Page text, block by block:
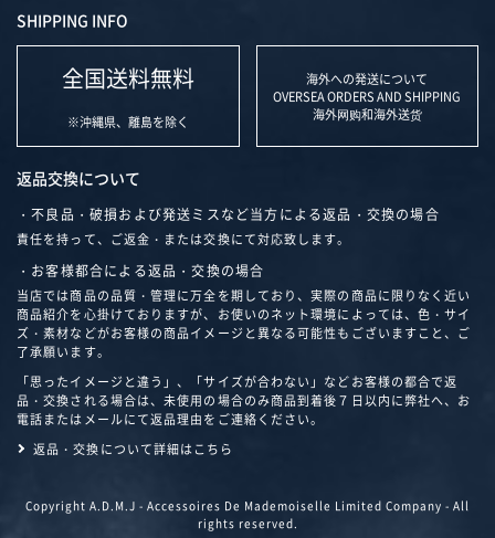
SHIPPING INFO
全国送料無料
※沖縄県、離島を除く
海外への発送について
OVERSEA ORDERS AND SHIPPING
海外网购和海外送货
返品交換について
・不良品・破損および発送ミスなど当方による返品・交換の場合
責任を持って、ご返金・または交換にて対応致します。
・お客様都合による返品・交換の場合
当店では商品の品質・管理に万全を期しており、実際の商品に限りなく近い
商品紹介を心掛けておりますが、お使いのネット環境によっては、色・サイ
ズ・素材などがお客様の商品イメージと異なる可能性もございますこと、ご
了承願います。
「思ったイメージと違う」、「サイズが合わない」などお客様の都合で返
品・交換される場合は、未使用の場合のみ商品到着後７日以内に弊社へ、お
電話またはメールにて返品理由をご連絡ください。
返品・交換について詳細はこちら
Copyright A.D.M.J - Accessoires De Mademoiselle Limited Company - All
rights reserved.